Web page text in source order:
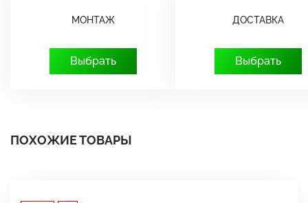
МОНТАЖ
Выбрать
ДОСТАВКА
Выбрать
ПОХОЖИЕ ТОВАРЫ